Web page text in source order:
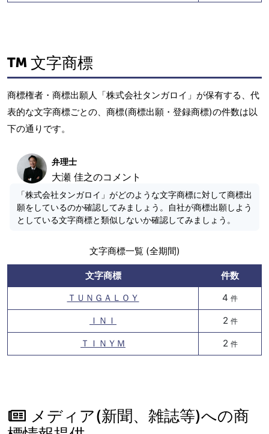
文字商標
商標権者・商標出願人「株式会社タンガロイ」が保有する、代
表的な文字商標ごとの、商標(商標出願・登録商標)の件数は以
下の通りです。
弁理士
大瀬 佳之のコメント
「株式会社タンガロイ」がどのような文字商標に対して商標出
願をしているのか確認してみましょう。自社が商標出願しよう
としている文字商標と類似しないか確認してみましょう。
文字商標一覧 (全期間)
文字商標
件数
ＴＵＮＧＡＬＯＹ
4 件
ＩＮＩ 2 件
ＴＩＮＹＭ 2 件
メディア(新聞、雑誌等)への商